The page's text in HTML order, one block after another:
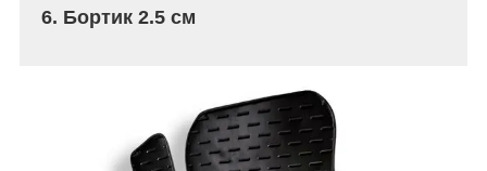
6. Бортик 2.5 см